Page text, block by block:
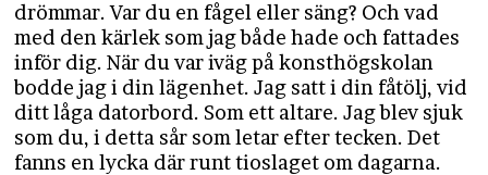
drömmar. Var du en fågel eller säng? Och vad
med den kärlek som jag både hade och fattades
inför dig. När du var iväg på konsthögskolan
bodde jag i din lägenhet. Jag satt i din fåtölj, vid
ditt låga datorbord. Som ett altare. Jag blev sjuk
som du, i detta sår som letar efter tecken. Det
fanns en lycka där runt tioslaget om dagarna.